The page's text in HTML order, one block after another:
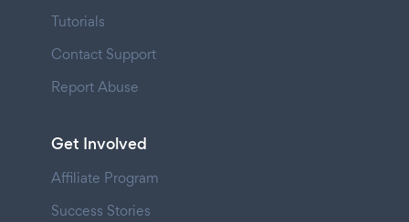
Tutorials
Contact Support
Report Abuse
Get Involved
Affiliate Program
Success Stories